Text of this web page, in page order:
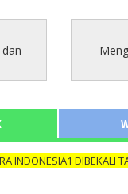
DIBEKALI